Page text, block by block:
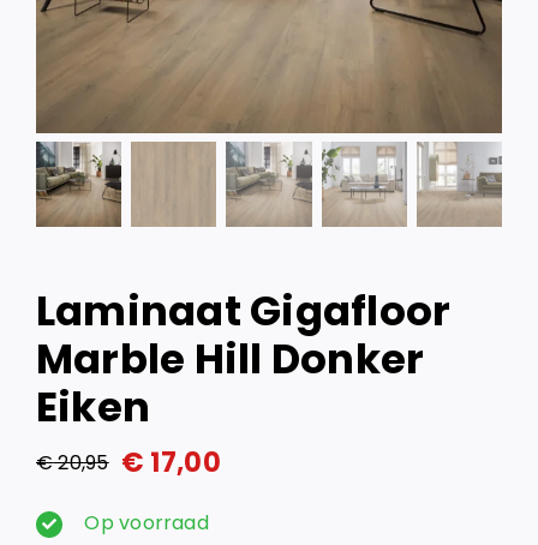
Laminaat Gigafloor
Marble Hill Donker
Eiken
€20,95
Oorspronkelijke
prijs
€ 17,00
Huidige
prijsOp voorraad